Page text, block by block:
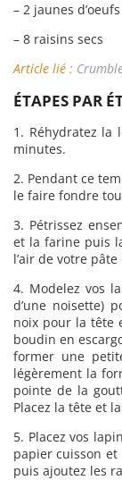
– 2 jaunes d’oeufs
– 8 raisins secs
Article lié :
ÉTAPES PAR
1. Réhydratez la
minutes.
2. Pendant ce
le faire fondre
3. Pétrissez
et la farine puis
l’air de votre
4. Modelez vos
d’une noisette)
noix pour la tête
boudin en
former une
légèrement la
pointe de la
Placez la tête et
5. Placez vos
papier cuisson et
puis ajoutez les